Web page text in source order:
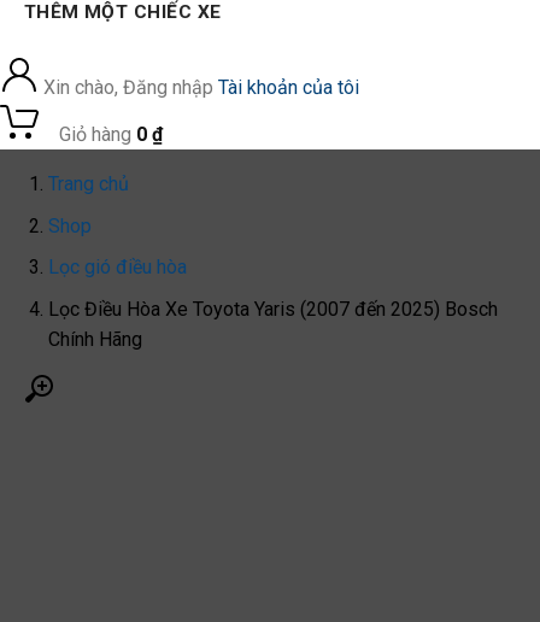
THÊM MỘT CHIẾC XE
Xin chào, Đăng nhập Tài khoản của tôi
Giỏ hàng 0 ₫
Trang chủ
Shop
Lọc gió điều hòa
Lọc Điều Hòa Xe Toyota Yaris (2007 đến 2025) Bosch
Chính Hãng